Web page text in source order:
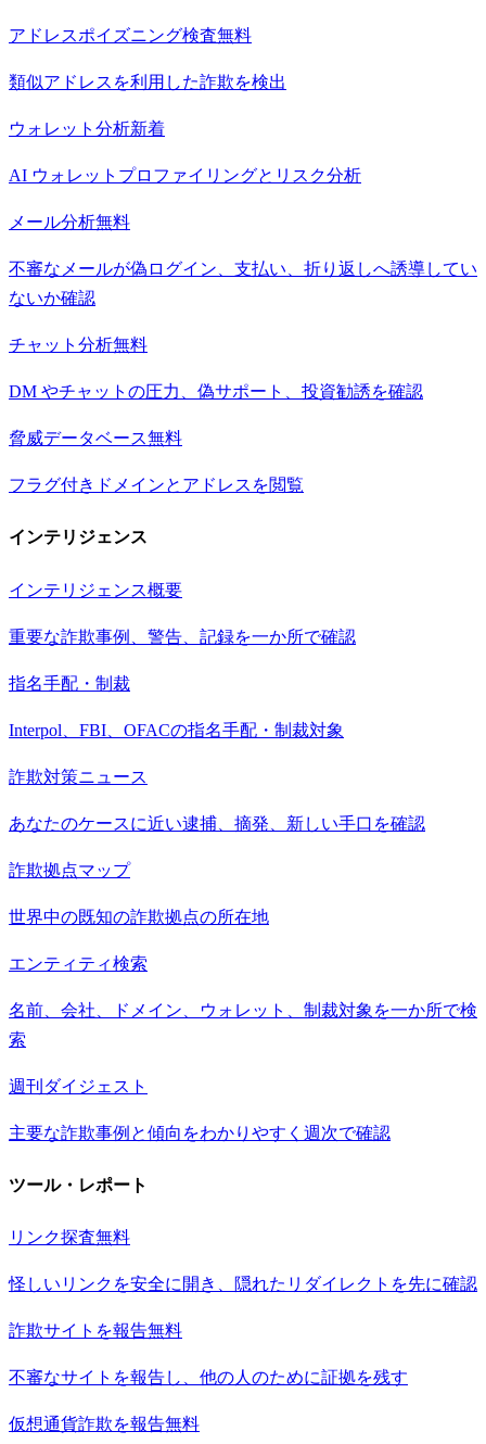
アドレスポイズニング検査無料
類似アドレスを利用した詐欺を検出
ウォレット分析新着
AI ウォレットプロファイリングとリスク分析
メール分析無料
不審なメールが偽ログイン、支払い、折り返しへ誘導してい
ないか確認
チャット分析無料
DM やチャットの圧力、偽サポート、投資勧誘を確認
脅威データベース無料
フラグ付きドメインとアドレスを閲覧
インテリジェンス
インテリジェンス概要
重要な詐欺事例、警告、記録を一か所で確認
指名手配・制裁
Interpol、FBI、OFACの指名手配・制裁対象
詐欺対策ニュース
あなたのケースに近い逮捕、摘発、新しい手口を確認
詐欺拠点マップ
世界中の既知の詐欺拠点の所在地
エンティティ検索
名前、会社、ドメイン、ウォレット、制裁対象を一か所で検
索
週刊ダイジェスト
主要な詐欺事例と傾向をわかりやすく週次で確認
ツール・レポート
リンク探査無料
怪しいリンクを安全に開き、隠れたリダイレクトを先に確認
詐欺サイトを報告無料
不審なサイトを報告し、他の人のために証拠を残す
仮想通貨詐欺を報告無料